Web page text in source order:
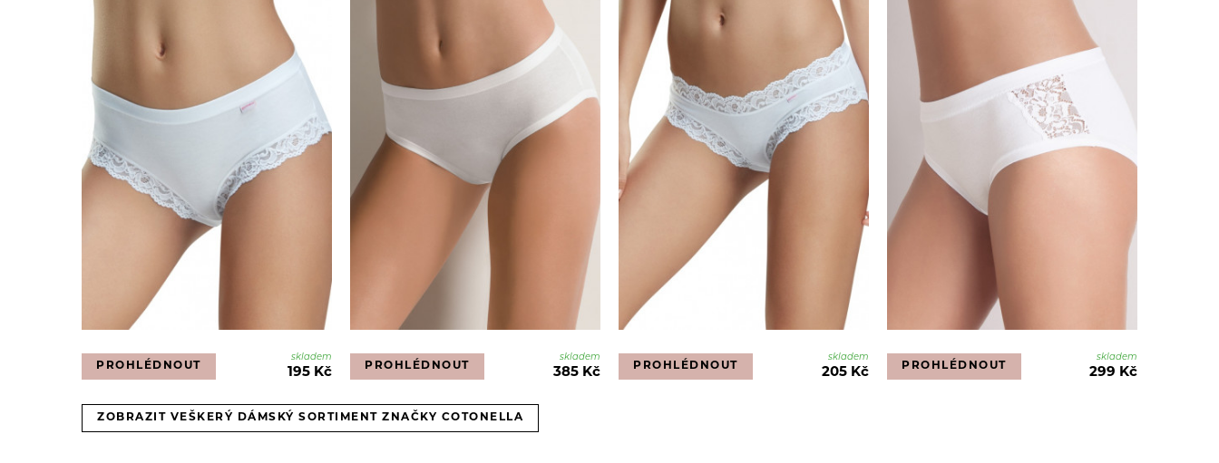
PROHLÉDNOUT
skladem
195 Kč PROHLÉDNOUT
skladem
385 Kč PROHLÉDNOUT
skladem
205 Kč PROHLÉDNOUT
skladem
299 Kč
ZOBRAZIT VEŠKERÝ DÁMSKÝ SORTIMENT ZNAČKY COTONELLA